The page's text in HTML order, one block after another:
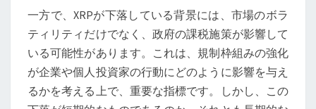
課
税
措
置
の
影
一方で、XRPが下落している背景には、市場のボラ
ティリティだけでなく、政府の課税施策が影響して
いる可能性があります。これは、規制枠組みの強化
が企業や個人投資家の行動にどのように影響を与え
るかを考える上で、重要な指標です。しかし、この